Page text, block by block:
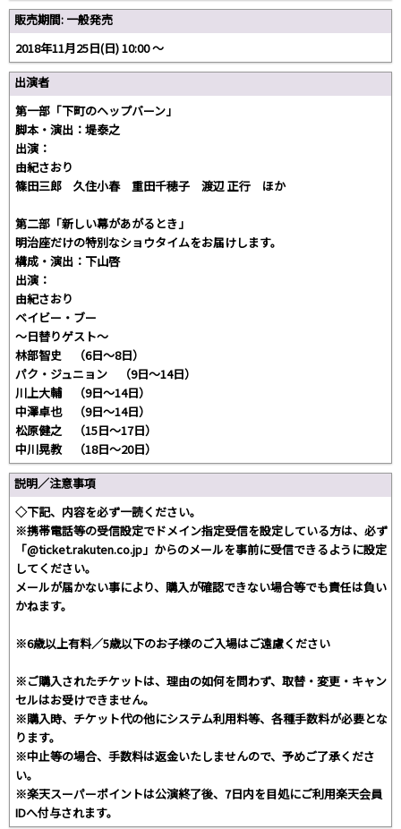
販売期間: 一般発売
2018年11月25日(日) 10:00 〜
出演者
第一部「下町のヘップバーン」
脚本・演出：堤泰之
出演：
由紀さおり
篠田三郎 久住小春 重田千穂子 渡辺 正行 ほか
第二部「新しい幕があがるとき」
明治座だけの特別なショウタイムをお届けします。
構成・演出：下山啓
出演：
由紀さおり
ベイビー・ブー
～日替りゲスト～
林部智史 （6日～8日）
パク・ジュニョン （9日～14日）
川上大輔 （9日～14日）
中澤卓也 （9日～14日）
松原健之 （15日～17日）
中川晃教 （18日～20日）
説明／注意事項
◇下記、内容を必ず一読ください。
※携帯電話等の受信設定でドメイン指定受信を設定している方は、必ず
「@ticket.rakuten.co.jp」からのメールを事前に受信できるように設定
してください。
メールが届かない事により、購入が確認できない場合等でも責任は負い
かねます。
※6歳以上有料／5歳以下のお子様のご入場はご遠慮ください
※ご購入されたチケットは、理由の如何を問わず、取替・変更・キャン
セルはお受けできません。
※購入時、チケット代の他にシステム利用料等、各種手数料が必要とな
ります。
※中止等の場合、手数料は返金いたしませんので、予めご了承くださ
い。
※楽天スーパーポイントは公演終了後、7日内を目処にご利用楽天会員
IDへ付与されます。